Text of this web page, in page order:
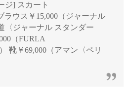
ジ] スカート
ラウス￥15,000（ジャーナル
〈ジャーナル スタンダー
（FURLA
靴￥69,000（アマン〈ペリ